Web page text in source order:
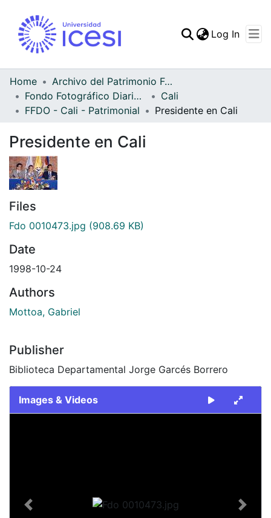
Statistics
Log In
Home
Archivo del Patrimonio Fotográfico y Fílmico del Valle del Cauca
Fondo Fotográfico Diario Occidente
Cali
FFDO - Cali - Patrimonial
Presidente en Cali
Presidente en Cali
Files
Fdo 0010473.jpg (908.69 KB)
Date
1998-10-24
Authors
Mottoa, Gabriel
Publisher
Biblioteca Departamental Jorge Garcés Borrero
Images & Videos
Previous Next